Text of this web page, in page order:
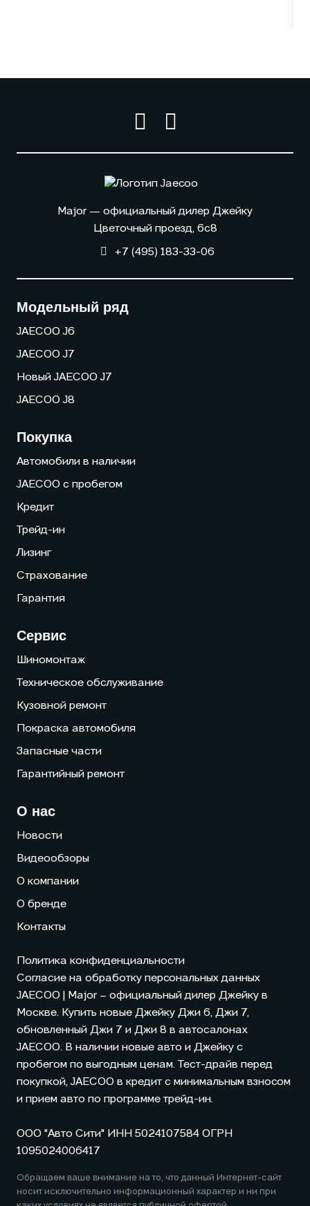
Major — официальный дилер Джейку
Цветочный проезд, 6с8
+7 (495) 183-33-06
Модельный ряд
JAECOO J6
JAECOO J7
Новый JAECOO J7
JAECOO J8
Покупка
Автомобили в наличии
JAECOO с пробегом
Кредит
Трейд-ин
Лизинг
Страхование
Гарантия
Сервис
Шиномонтаж
Техническое обслуживание
Кузовной ремонт
Покраска автомобиля
Запасные части
Гарантийный ремонт
О нас
Новости
Видеообзоры
О компании
О бренде
Контакты
Политика конфиденциальности
Согласие на обработку персональных данных
JAECOO | Major – официальный дилер Джейку в
Москве. Купить новые Джейку Джи 6, Джи 7,
обновленный Джи 7 и Джи 8 в автосалонах
JAECOO. В наличии новые авто и Джейку с
пробегом по выгодным ценам. Тест-драйв перед
покупкой,JAECOO в кредит с минимальным взносом
и прием авто по программе трейд-ин.
ООО "Авто Сити" ИНН 5024107584 ОГРН
1095024006417
Обращаем ваше внимание на то, что данный Интернет-сайт
носит исключительно информационный характер и ни при